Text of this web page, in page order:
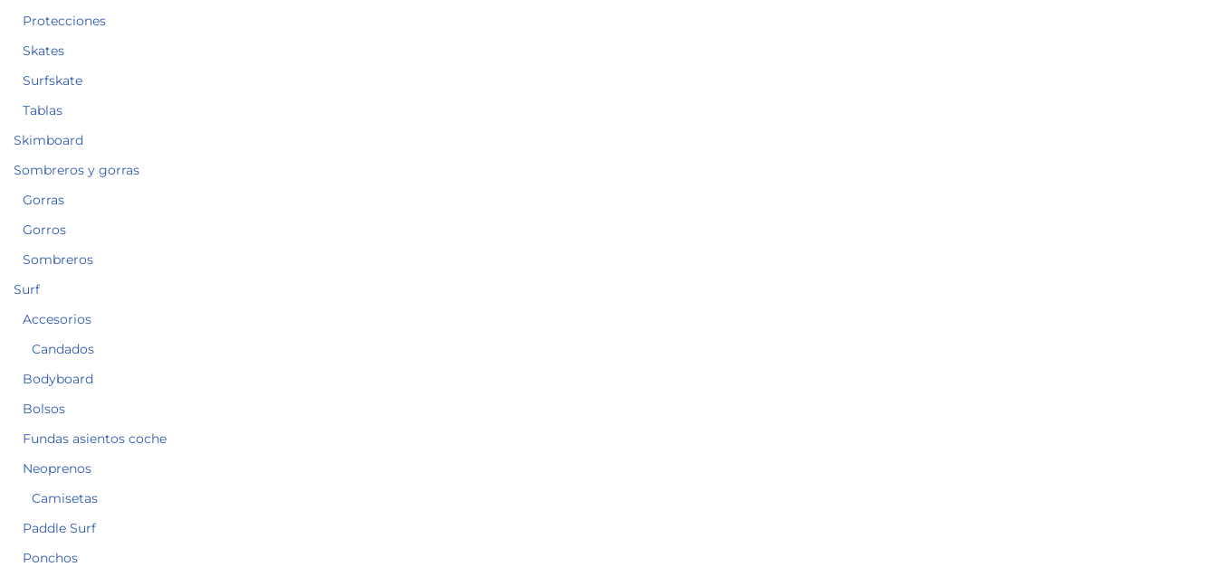
Protecciones
Skates
Surfskate
Tablas
Skimboard
Sombreros y gorras
Gorras
Gorros
Sombreros
Surf
Accesorios
Candados
Bodyboard
Bolsos
Fundas asientos coche
Neoprenos
Camisetas
Paddle Surf
Ponchos